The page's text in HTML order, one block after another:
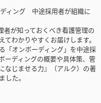
ィング 中途採用者が組織に
者が知っておくべき看護管理の
わかりやすくお届けします。
「オンボーディング」を中途採
ーディングの概要や具体策、管
なじませる力』（アルク）の著
した。